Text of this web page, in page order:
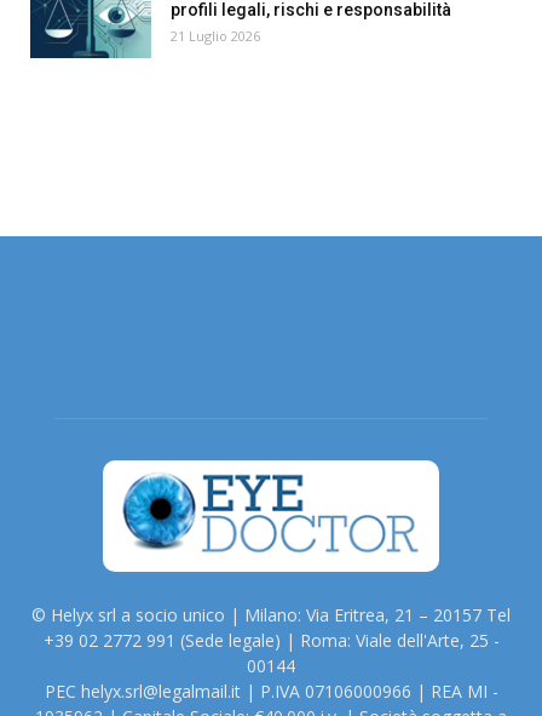
profili legali, rischi e responsabilità
21 Luglio 2026
© Helyx srl a socio unico | Milano: Via Eritrea, 21 – 20157 Tel
+39 02 2772 991 (Sede legale) | Roma: Viale dell'Arte, 25 -
00144
PEC helyx.srl@legalmail.it | P.IVA 07106000966 | REA MI -